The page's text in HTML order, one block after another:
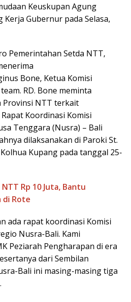
Keuskupan Agung
Kerja Gubernur pada Selasa,
Pemerintahan Setda NTT,
Bone, Ketua Komisi
RD. Bone meminta
Provinsi NTT terkait
Koordinasi Komisi
Tenggara (Nusra) – Bali
dilaksanakan di Paroki St.
Kupang pada tanggal 25-
NTT Rp 10 Juta, Bantu
di Rote
ada rapat koordinasi Komisi
Nusra-Bali. Kami
Peziarah Pengharapan di era
dari Sembilan
Bali ini masing-masing tiga